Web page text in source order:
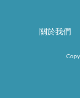
關於我們